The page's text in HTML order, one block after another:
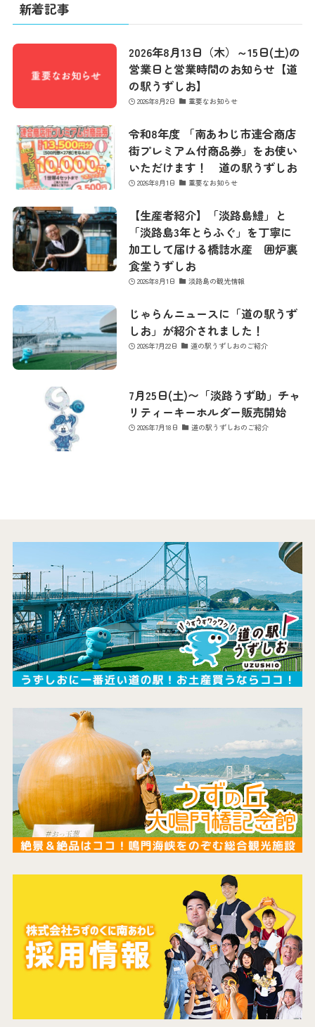
コンセプト
コンテンツ
アクセス
館内のご案内
営業カレンダー
お問い合わせ
新着記事
2026年8月13日（木）～15日(土)の
営業日と営業時間のお知らせ【道
の駅うずしお】
2026年8月2日 重要なお知らせ
令和8年度 「南あわじ市連合商店
街プレミアム付商品券」をお使い
いただけます！ 道の駅うずしお
2026年8月1日 重要なお知らせ
【生産者紹介】「淡路島鱧」と
「淡路島3年とらふぐ」を丁寧に
加工して届ける橋詰水産 囲炉裏
食堂うずしお
2026年8月1日 淡路島の観光情報
じゃらんニュースに「道の駅うず
しお」が紹介されました！
2026年7月22日 道の駅うずしおのご紹介
7月25日(土)〜「淡路うず助」チャ
リティーキーホルダー販売開始
2026年7月18日 道の駅うずしおのご紹介